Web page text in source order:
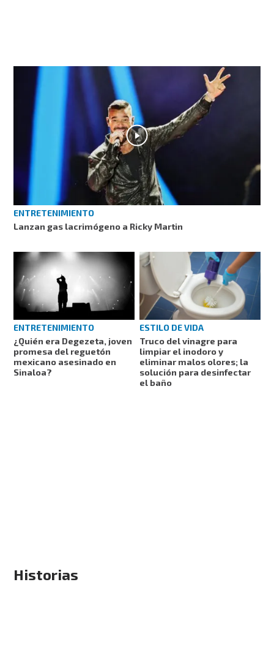
ENTRETENIMIENTO
Lanzan gas lacrimógeno a Ricky Martin
ENTRETENIMIENTO
¿Quién era Degezeta, joven
promesa del reguetón
mexicano asesinado en
Sinaloa?
ESTILO DE VIDA
Truco del vinagre para
limpiar el inodoro y
eliminar malos olores; la
solución para desinfectar
el baño
Historias